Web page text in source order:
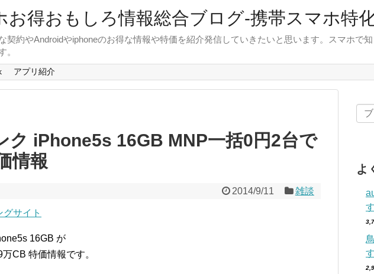
お得おもしろ情報総合ブログ-携帯スマホ特
契約やAndroidやiphoneのお得な情報や特価を紹介発信していきたいと思います。スマホで
。
アプリ紹介
ク iPhone5s 16GB MNP一括0円2台で
情報
2014/9/11 雑談
サイト
16GB が
CB 特価情報です。
よ